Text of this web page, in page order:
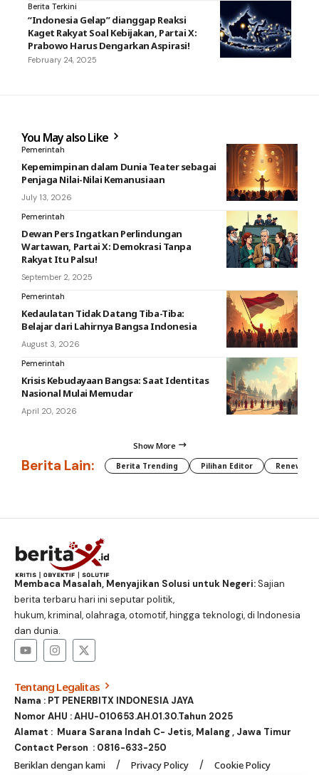
Berita Terkini
“Indonesia Gelap” dianggap Reaksi
Kaget Rakyat Soal Kebijakan, Partai X:
Prabowo Harus Dengarkan Aspirasi!
February 24, 2025
You May also Like
Pemerintah
Kepemimpinan dalam Dunia Teater sebagai
Penjaga Nilai-Nilai Kemanusiaan
July 13, 2026
Pemerintah
Dewan Pers Ingatkan Perlindungan
Wartawan, Partai X: Demokrasi Tanpa
Rakyat Itu Palsu!
September 2, 2025
Pemerintah
Kedaulatan Tidak Datang Tiba-Tiba:
Belajar dari Lahirnya Bangsa Indonesia
August 3, 2026
Pemerintah
Krisis Kebudayaan Bangsa: Saat Identitas
Nasional Mulai Memudar
April 20, 2026
Show More
Berita Lain: Berita Trending Pilihan Editor
Membaca Masalah, Menyajikan Solusi untuk Negeri:Sajian
berita terbaru hari ini seputar politik,
hukum, kriminal, olahraga, otomotif, hingga teknologi, di Indonesia
dan dunia.
Tentang Legalitas
Nama : PT PENERBITX INDONESIA JAYA
Nomor AHU : AHU-010653.AH.01.30.Tahun 2025
Alamat : Muara Sarana Indah C- Jetis, Malang , Jawa Timur
Contact Person : 0816-633-250
Beriklan dengan kami Privacy Policy Cookie Policy